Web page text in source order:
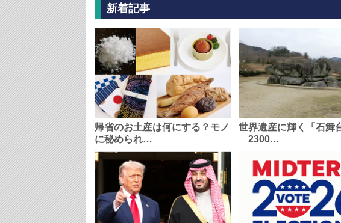
新着記事
帰省のお土産は何にする？モノ
に秘められ…
世界遺産に輝く「石舞
2300…